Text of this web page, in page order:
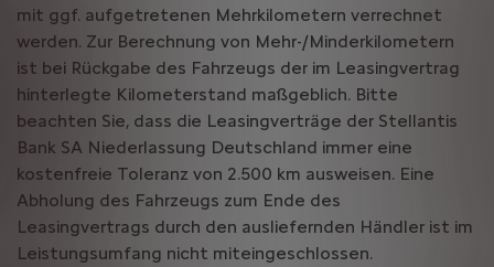
mit ggf. aufgetretenen Mehrkilometern verrechnet
werden. Zur Berechnung von Mehr-/Minderkilometern
ist bei Rückgabe des Fahrzeugs der im Leasingvertrag
hinterlegte Kilometerstand maßgeblich. Bitte
beachten Sie, dass die Leasingverträge der Stellantis
Bank SA Niederlassung Deutschland immer eine
kostenfreie Toleranz von 2.500 km ausweisen. Eine
Abholung des Fahrzeugs zum Ende des
Leasingvertrags durch den ausliefernden Händler ist im
Leistungsumfang nicht miteingeschlossen.